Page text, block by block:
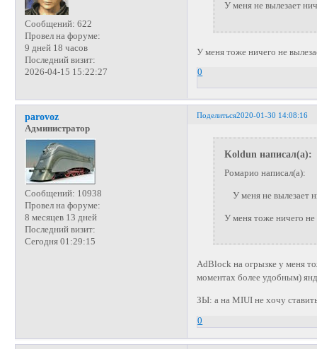
Сообщений: 622
Провел на форуме:
9 дней 18 часов
Последний визит:
2026-04-15 15:22:27
У меня не вылезает
У меня тоже ничего не
0
Поделиться2020-01-30 14:08:16
parovoz
Администратор
Сообщений: 10938
Провел на форуме:
8 месяцев 13 дней
Последний визит:
Сегодня 01:29:15
Koldun написал(а):
Ромарио написал(а):
У меня не вылезает
У меня тоже ничего не
AdBlock на огрызке у меня
моментах более удобным)
ЗЫ: а на MIUI не хочу
0